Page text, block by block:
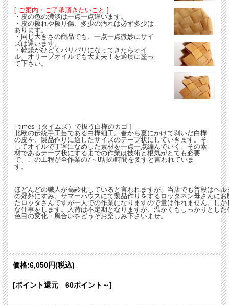
[ ご案内・ご了承頂きたいこと ]
・皮の色の濃淡は一点一点違います。
・皮の擦れや擦り傷、多少の汚れは必ず多少は
あります。
・同じ大きさの商品でも、一点一点微妙にサイ
ズは違います。
・乾燥がひどくパリパリになってきたらオイ
ル、オリーブオイルでも大丈夫！を適度に塗っ
て下さい。
[ times（タイムズ）で扱う白樺のカゴ ]
北欧の伝統手工芸である白樺細工。春から夏にかけて剥いだ白樺
の皮を、製品作りに適したサイズのテープ状にしていきます。そ
してオイルで丁寧になめした素材を一点一点編んでいく。その素
材であるテープ状にするまでの作業は技術と根気がとても必要
で、この工程が全作業の7～8割の時間を要すと言われていま
す。
ほどんどの職人が高齢化していると言われますが、当店でも普段はヘ
の郊外にすみ、サマーハウスにて製品作りをするロッタネン母さんに
たロッタさんですが一人での作業になりますので量は作れません。し
な仕事をします。入荷は不定期となりますが、温かくもしっかりとし
色目の変化・風合いをどうぞお楽しみ下さいませ。
価格:6,050円(税込)
[ポイント還元 60ポイント～]